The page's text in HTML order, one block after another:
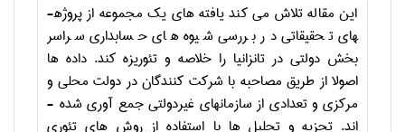
این مقاله تلاش می ­کند یافته های یک مجموعه از پروژه­
های تحقیقاتی در بررسی شیوه های حسابداری سراسر
بخش دولتی در تانزانیا را خلاصه و تئوریزه کند. داده­ ها
اصولا از طریق مصاحبه با شرکت کنندگان در دولت محلی و
مرکزی و تعدادی از سازمان­های غیردولتی جمع­ آوری شده ­
اند. تجزیه و تحلیل­ ها با استفاده از روش ­های تئوری